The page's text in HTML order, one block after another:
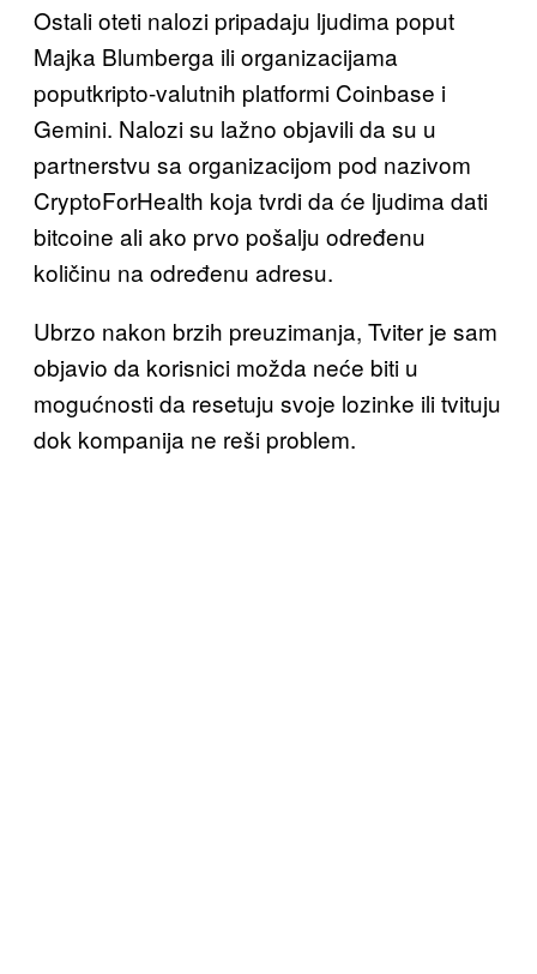
Ostali oteti nalozi pripadaju ljudima poput
Majka Blumberga ili organizacijama
poputkripto-valutnih platformi Coinbase i
Gemini. Nalozi su lažno objavili da su u
partnerstvu sa organizacijom pod nazivom
CryptoForHealth koja tvrdi da će ljudima dati
bitcoine ali ako prvo pošalju određenu
količinu na određenu adresu.
Ubrzo nakon brzih preuzimanja, Tviter je sam
objavio da korisnici možda neće biti u
mogućnosti da resetuju svoje lozinke ili tvituju
dok kompanija ne reši problem.